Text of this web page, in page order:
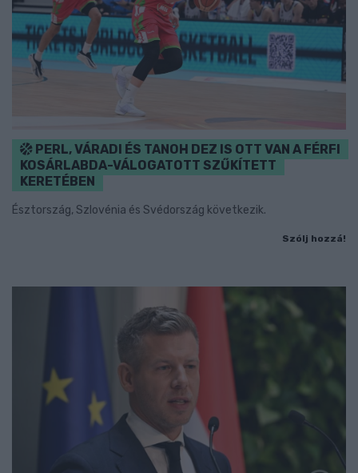
PERL, VÁRADI ÉS TANOH DEZ IS OTT VAN A FÉRFI
KOSÁRLABDA-VÁLOGATOTT SZŰKÍTETT
KERETÉBEN
Észtország, Szlovénia és Svédország következik.
Szólj hozzá!